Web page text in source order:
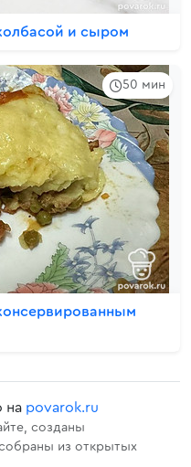
и сыром
50 мин
на povarok.ru
созданы
из открытых